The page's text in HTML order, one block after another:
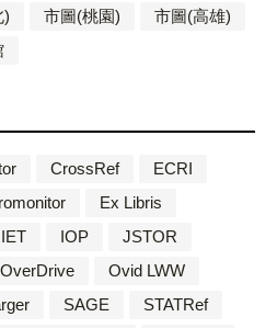
) 市圖(桃園)
市圖(高雄)
CrossRef
ECRI
Ex Libris
IET IOP
JSTOR
OverDrive
Ovid LWW
SAGE
STATRef